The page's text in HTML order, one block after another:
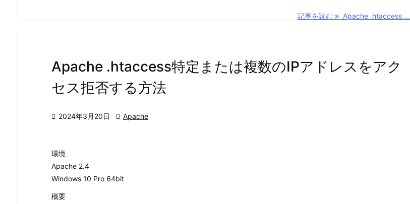
記事を読む Apache .htaccess ...
Apache .htaccess特定または複数のIPアドレスをアク
セス拒否する方法
 2024年3月20日  Apache
環境
Apache 2.4
Windows 10 Pro 64bit
概要